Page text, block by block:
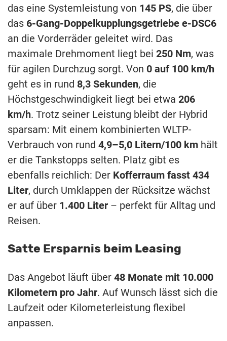
das eine Systemleistung von 145 PS, die über
das 6-Gang-Doppelkupplungsgetriebe e-DSC6
an die Vorderräder geleitet wird. Das
maximale Drehmoment liegt bei 250 Nm, was
für agilen Durchzug sorgt. Von 0 auf 100 km/h
geht es in rund 8,3 Sekunden, die
Höchstgeschwindigkeit liegt bei etwa 206
km/h. Trotz seiner Leistung bleibt der Hybrid
sparsam: Mit einem kombinierten WLTP-
Verbrauch von rund 4,9–5,0 Litern/100 km hält
er die Tankstopps selten. Platz gibt es
ebenfalls reichlich: Der Kofferraum fasst 434
Liter, durch Umklappen der Rücksitze wächst
er auf über 1.400 Liter – perfekt für Alltag und
Reisen.
Satte Ersparnis beim Leasing
Das Angebot läuft über 48 Monate mit 10.000
Kilometern pro Jahr. Auf Wunsch lässt sich die
Laufzeit oder Kilometerleistung flexibel
anpassen.